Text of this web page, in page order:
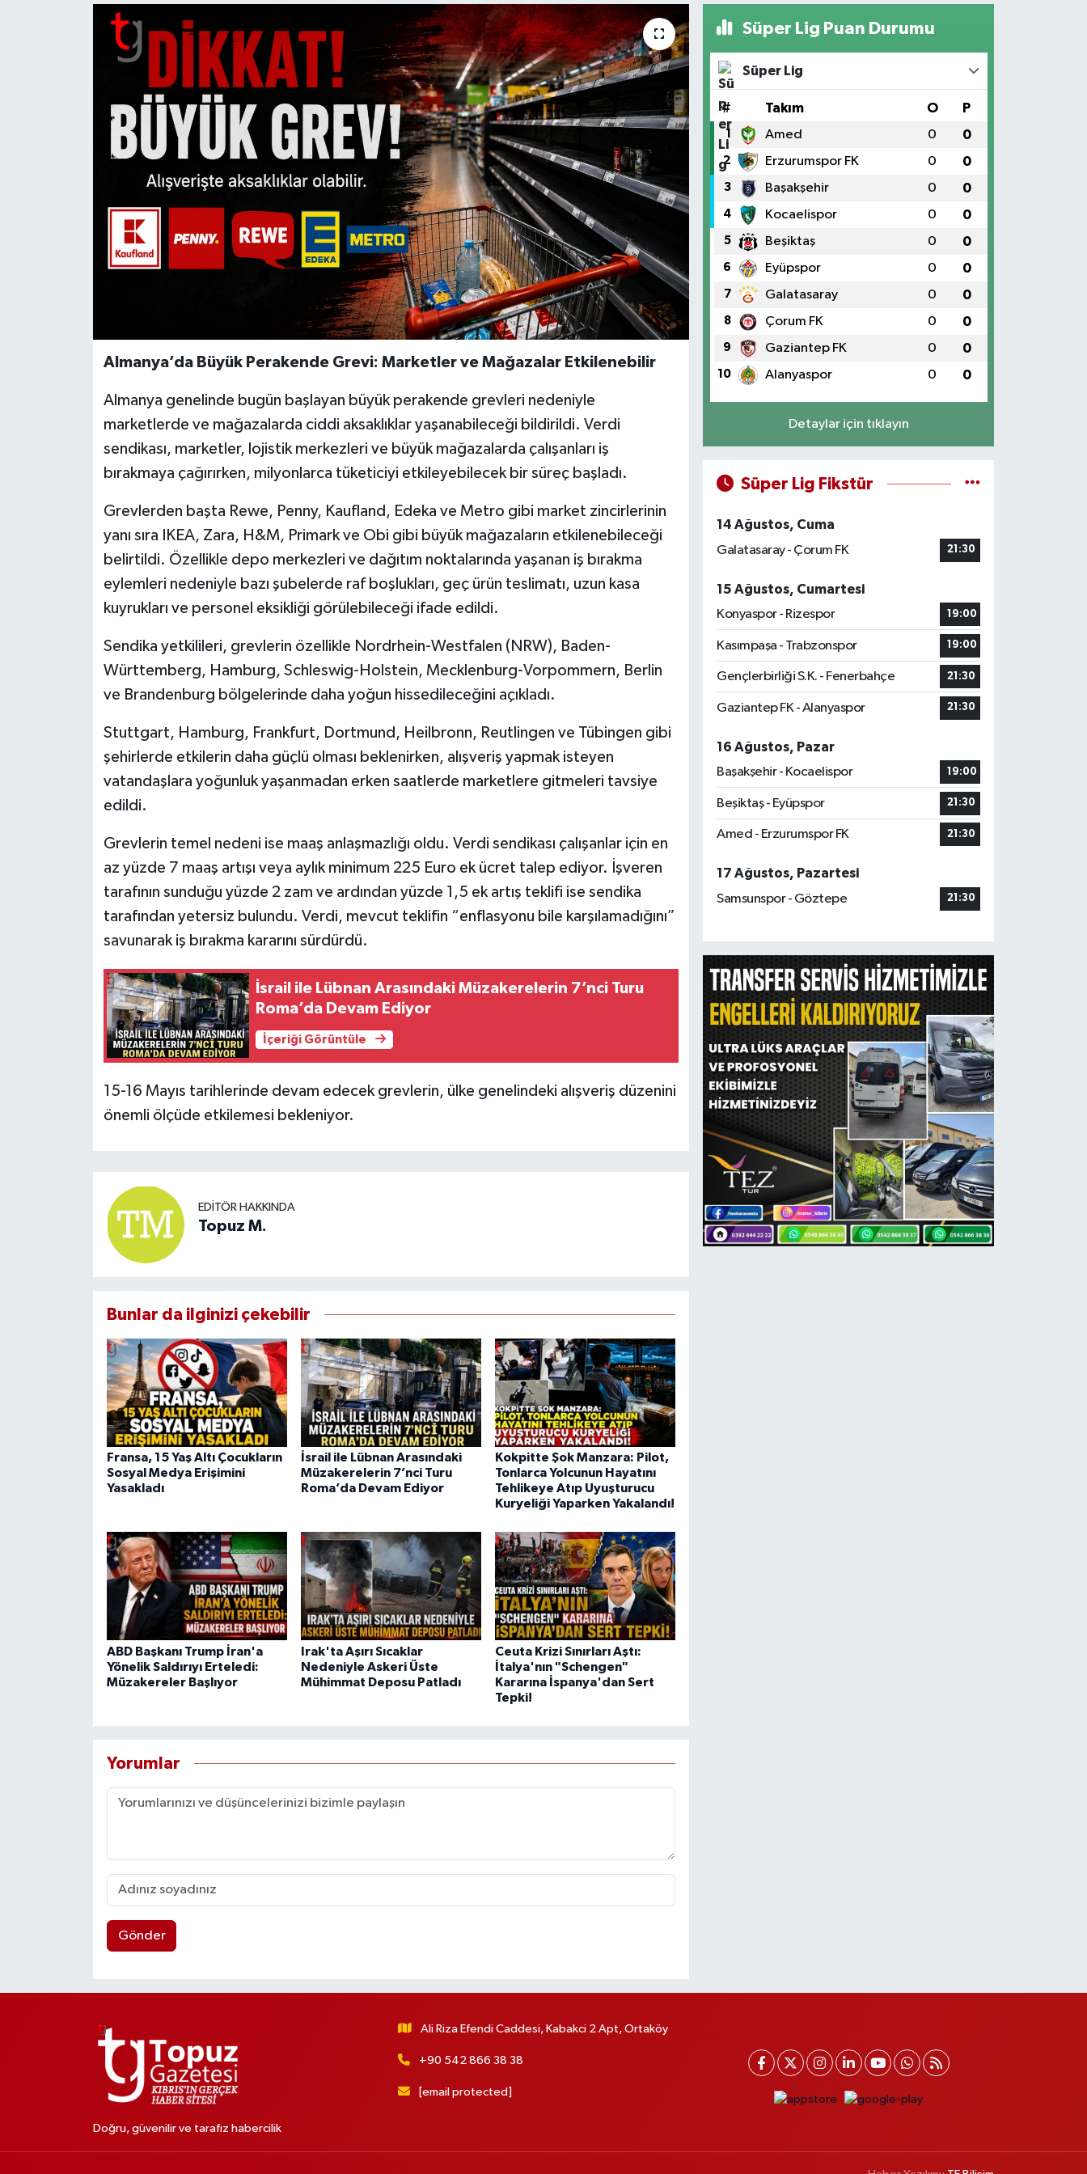
Almanya’da Büyük Perakende Grevi: Marketler ve Mağazalar Etkilenebilir
Almanya genelinde bugün başlayan büyük perakende grevleri nedeniyle
marketlerde ve mağazalarda ciddi aksaklıklar yaşanabileceği bildirildi. Verdi
sendikası, marketler, lojistik merkezleri ve büyük mağazalarda çalışanları iş
bırakmaya çağırırken, milyonlarca tüketiciyi etkileyebilecek bir süreç başladı.
Grevlerden başta Rewe, Penny, Kaufland, Edeka ve Metro gibi market zincirlerinin
yanı sıra IKEA, Zara, H&M, Primark ve Obi gibi büyük mağazaların etkilenebileceği
belirtildi. Özellikle depo merkezleri ve dağıtım noktalarında yaşanan iş bırakma
eylemleri nedeniyle bazı şubelerde raf boşlukları, geç ürün teslimatı, uzun kasa
kuyrukları ve personel eksikliği görülebileceği ifade edildi.
Sendika yetkilileri, grevlerin özellikle Nordrhein-Westfalen (NRW), Baden-
Württemberg, Hamburg, Schleswig-Holstein, Mecklenburg-Vorpommern, Berlin
ve Brandenburg bölgelerinde daha yoğun hissedileceğini açıkladı.
Stuttgart, Hamburg, Frankfurt, Dortmund, Heilbronn, Reutlingen ve Tübingen gibi
şehirlerde etkilerin daha güçlü olması beklenirken, alışveriş yapmak isteyen
vatandaşlara yoğunluk yaşanmadan erken saatlerde marketlere gitmeleri tavsiye
edildi.
Grevlerin temel nedeni ise maaş anlaşmazlığı oldu. Verdi sendikası çalışanlar için en
az yüzde 7 maaş artışı veya aylık minimum 225 Euro ek ücret talep ediyor. İşveren
tarafının sunduğu yüzde 2 zam ve ardından yüzde 1,5 ek artış teklifi ise sendika
tarafından yetersiz bulundu. Verdi, mevcut teklifin “enflasyonu bile karşılamadığını”
savunarak iş bırakma kararını sürdürdü.
İsrail ile Lübnan Arasındaki Müzakerelerin 7’nci Turu
Roma’da Devam Ediyor
İçeriği Görüntüle
15-16 Mayıs tarihlerinde devam edecek grevlerin, ülke genelindeki alışveriş düzenini
önemli ölçüde etkilemesi bekleniyor.
EDITÖR HAKKINDA
Topuz M.
Bunlar da ilginizi çekebilir
Fransa, 15 Yaş Altı Çocukların
Sosyal Medya Erişimini
Yasakladı
İsrail ile Lübnan Arasındaki
Müzakerelerin 7’nci Turu
Roma’da Devam Ediyor
Kokpitte Şok Manzara: Pilot,
Tonlarca Yolcunun Hayatını
Tehlikeye Atıp Uyuşturucu
Kuryeliği Yaparken Yakalandı!
ABD Başkanı Trump İran'a
Yönelik Saldırıyı Erteledi:
Müzakereler Başlıyor
Irak'ta Aşırı Sıcaklar
Nedeniyle Askeri Üste
Mühimmat Deposu Patladı
Ceuta Krizi Sınırları Aştı:
İtalya'nın "Schengen"
Kararına İspanya'dan Sert
Tepki!
Yorumlar
Gönder
Süper Lig Puan Durumu
Süper Lig
# Takım O P
1 Amed 0 0
2 Erzurumspor FK 0 0
3 Başakşehir 0 0
4 Kocaelispor 0 0
5 Beşiktaş 0 0
6 Eyüpspor 0 0
7 Galatasaray 0 0
8 Çorum FK 0 0
9 Gaziantep FK 0 0
10 Alanyaspor 0 0
Detaylar için tıklayın
Süper Lig Fikstür
14 Ağustos, Cuma
Galatasaray - Çorum FK
21:30
15 Ağustos, Cumartesi
Konyaspor - Rizespor
19:00
Kasımpaşa - Trabzonspor 19:00
Gençlerbirliği S.K. - Fenerbahçe 21:30
Gaziantep FK - Alanyaspor 21:30
16 Ağustos, Pazar
Başakşehir - Kocaelispor
19:00
Beşiktaş - Eyüpspor 21:30
Amed - Erzurumspor FK 21:30
17 Ağustos, Pazartesi
Samsunspor - Göztepe
21:30
Doğru, güvenilir ve tarafız habercilik
Ali Riza Efendi Caddesi, Kabakci 2 Apt, Ortaköy
+90 542 866 38 38
[email protected]